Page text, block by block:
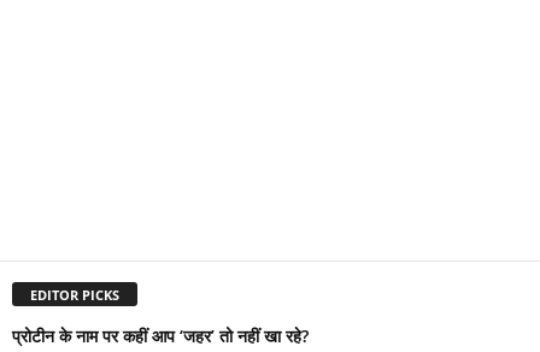
EDITOR PICKS
प्रोटीन के नाम पर कहीं आप ‘जहर’ तो नहीं खा रहे?